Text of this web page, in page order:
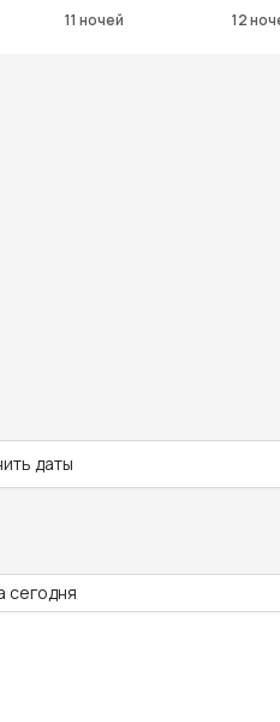
11 ночей 12
даты
сегодня